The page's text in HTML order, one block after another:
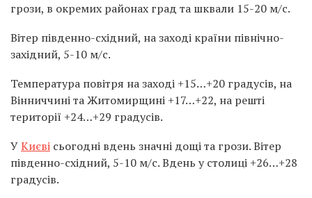
грози, в окремих районах град та шквали 15-20 м/с.
Вітер південно-східний, на заході країни північно-
західний, 5-10 м/с.
Температура повітря на заході +15…+20 градусів, на
Вінниччині та Житомирщині +17…+22, на решті
території +24…+29 градусів.
УКиєві сьогодні вдень значні дощі та грози. Вітер
південно-східний, 5-10 м/с. Вдень у столиці +26…+28
градусів.